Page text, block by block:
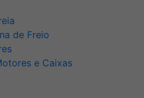
de Freio
e Caixas